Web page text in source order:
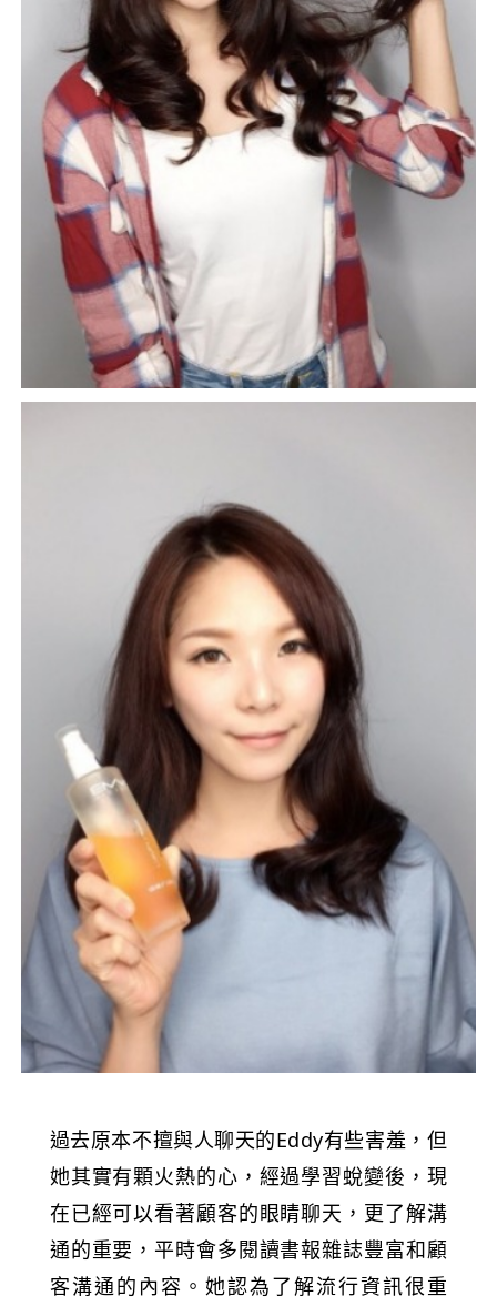
過去原本不擅與人聊天的Eddy有些害羞，但
她其實有顆火熱的心，經過學習蛻變後，現
在已經可以看著顧客的眼睛聊天，更了解溝
通的重要，平時會多閱讀書報雜誌豐富和顧
客溝通的內容。她認為了解流行資訊很重